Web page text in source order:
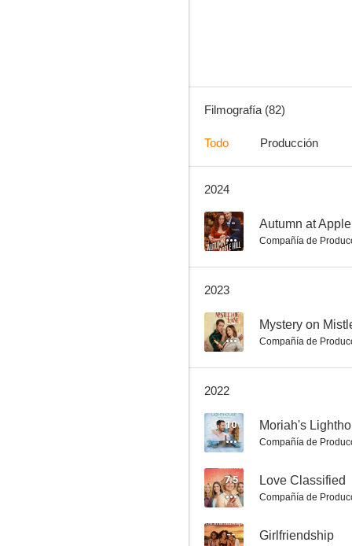
8.0
Filmografía (82)
Todo Producción
2024
-- Autumn at
Compañía de
2023
-- Mystery on
Compañía de
2022
10 Moriah's
Compañía de
7.5 Love Classified
Compañía de
-- Girlfriendship